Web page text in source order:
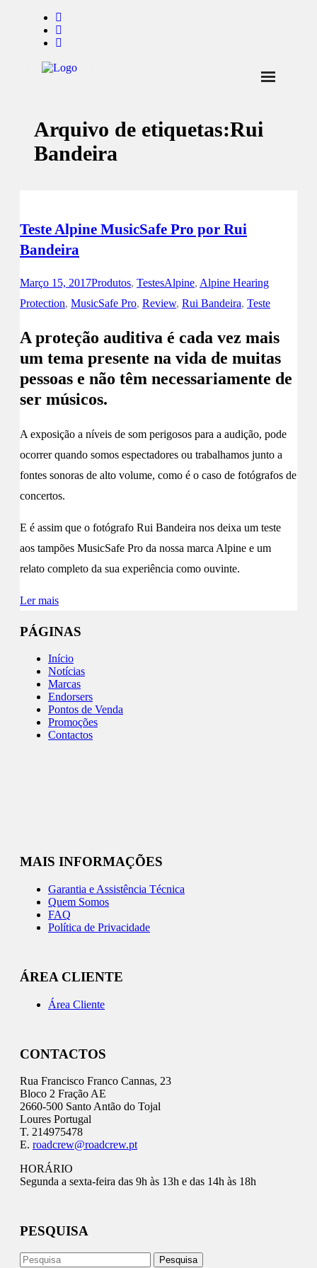
Notícias
Marcas
Arquivo de etiquetas:Rui
Bandeira
Teste Alpine MusicSafe Pro por Rui
Bandeira
Março 15, 2017Produtos, TestesAlpine, Alpine Hearing
Protection, MusicSafe Pro, Review, Rui Bandeira, Teste
A proteção auditiva é cada vez mais
um tema presente na vida de muitas
pessoas e não têm necessariamente de
ser músicos.
A exposição a níveis de som perigosos para a audição, pode
ocorrer quando somos espectadores ou trabalhamos junto a
fontes sonoras de alto volume, como é o caso de fotógrafos de
concertos.
E é assim que o fotógrafo Rui Bandeira nos deixa um teste
aos tampões MusicSafe Pro da nossa marca Alpine e um
relato completo da sua experiência como ouvinte.
Ler mais
PÁGINAS
Início
Notícias
Marcas
Endorsers
Pontos de Venda
Promoções
Contactos
MAIS INFORMAÇÕES
Garantia e Assistência Técnica
Quem Somos
FAQ
Política de Privacidade
ÁREA CLIENTE
Área Cliente
CONTACTOS
Rua Francisco Franco Cannas, 23
Bloco 2 Fração AE
2660-500 Santo Antão do Tojal
Loures Portugal
T. 214975478
E. roadcrew@roadcrew.pt
HORÁRIO
Segunda a sexta-feira das 9h às 13h e das 14h às 18h
PESQUISA